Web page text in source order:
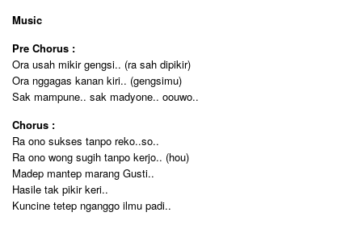
Music
Pre Chorus :
Ora usah mikir gengsi.. (ra sah dipikir)
Ora nggagas kanan kiri.. (gengsimu)
Sak mampune.. sak madyone.. oouwo..
Chorus :
Ra ono sukses tanpo reko..so..
Ra ono wong sugih tanpo kerjo.. (hou)
Madep mantep marang Gusti..
Hasile tak pikir keri..
Kuncine tetep nganggo ilmu padi..